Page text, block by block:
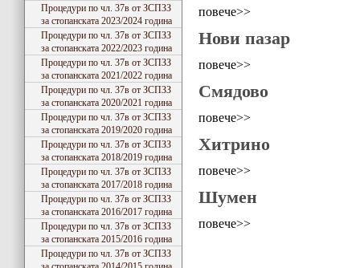
Процедури по чл. 37в от ЗСПЗЗ
за стопанската 2023/2024 година
Процедури по чл. 37в от ЗСПЗЗ
за стопанската 2022/2023 година
Процедури по чл. 37в от ЗСПЗЗ
за стопанската 2021/2022 година
Процедури по чл. 37в от ЗСПЗЗ
за стопанската 2020/2021 година
Процедури по чл. 37в от ЗСПЗЗ
за стопанската 2019/2020 година
Процедури по чл. 37в от ЗСПЗЗ
за стопанската 2018/2019 година
Процедури по чл. 37в от ЗСПЗЗ
за стопанската 2017/2018 година
Процедури по чл. 37в от ЗСПЗЗ
за стопанската 2016/2017 година
Процедури по чл. 37в от ЗСПЗЗ
за стопанската 2015/2016 година
Процедури по чл. 37в от ЗСПЗЗ
повече>>
Нови пазар
повече>>
Смядово
повече>>
Хитрино
повече>>
Шумен
повече>>